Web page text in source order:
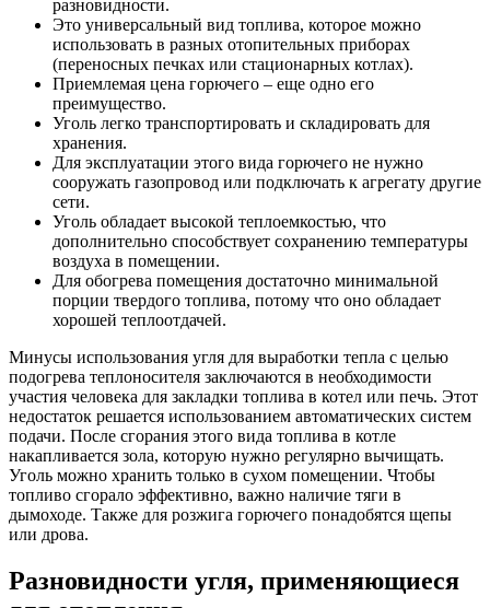
разновидности.
Это универсальный вид топлива, которое можно
использовать в разных отопительных приборах
(переносных печках или стационарных котлах).
Приемлемая цена горючего – еще одно его
преимущество.
Уголь легко транспортировать и складировать для
хранения.
Для эксплуатации этого вида горючего не нужно
сооружать газопровод или подключать к агрегату другие
сети.
Уголь обладает высокой теплоемкостью, что
дополнительно способствует сохранению температуры
воздуха в помещении.
Для обогрева помещения достаточно минимальной
порции твердого топлива, потому что оно обладает
хорошей теплоотдачей.
Минусы использования угля для выработки тепла с целью
подогрева теплоносителя заключаются в необходимости
участия человека для закладки топлива в котел или печь. Этот
недостаток решается использованием автоматических систем
подачи. После сгорания этого вида топлива в котле
накапливается зола, которую нужно регулярно вычищать.
Уголь можно хранить только в сухом помещении. Чтобы
топливо сгорало эффективно, важно наличие тяги в
дымоходе. Также для розжига горючего понадобятся щепы
или дрова.
Разновидности угля, применяющиеся